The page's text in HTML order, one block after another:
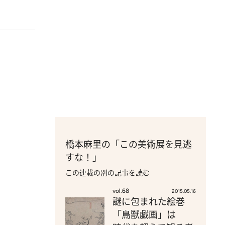
橋本麻里の「この美術展を見逃
すな！」
この連載の別の記事を読む
vol.68 2015.05.16
謎に包まれた絵巻
「鳥獣戯画」は